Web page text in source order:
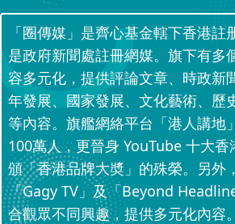
「圈傳媒」是齊心基金轄下香港註
是政府新聞處註冊網媒。旗下有多
容多元化，提供評論文章、時政新
年發展、國家發展、文化藝術、歷
等內容。旗艦網絡平台「港人講地
100萬人，更晉身 YouTube 十大
頒「香港品牌大奬」的殊榮。另外
「Gagy TV」及「Beyond
合觀眾不同興趣，提供多元化內容。